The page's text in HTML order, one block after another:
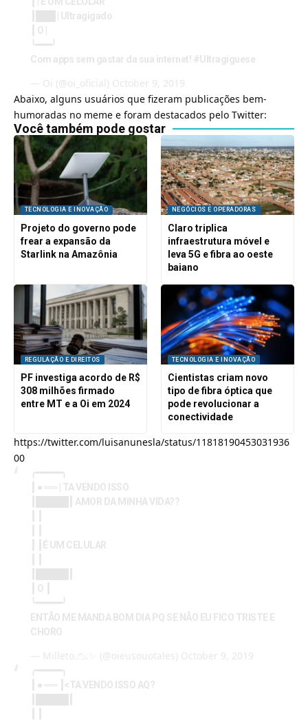
┃███ | Ultragigado
┃ O |
╰━━━╯
Com apps sem gastar da sua internet! #Ultragiguese
— Oi (@oi_oficial) October 9, 2019
Abaixo, alguns usuários que fizeram publicações bem-
humoradas no meme e foram destacados pelo Twitter:
Você também pode gostar
TECNOLOGIA E INOVAÇÃO
Projeto do governo pode
frear a expansão da
Starlink na Amazônia
NEGÓCIOS E OPERADORAS
Claro triplica
infraestrutura móvel e
leva 5G e fibra ao oeste
baiano
REGULAÇÃO E DIREITOS
PF investiga acordo de R$
308 milhões firmado
entre MT e a Oi em 2024
TECNOLOGIA E INOVAÇÃO
Cientistas criam novo
tipo de fibra óptica que
pode revolucionar a
conectividade
https://twitter.com/luisanunesla/status/11818190453031936
00
╭━━━━━╮
┃ ● ══ | TA VENDO ISSO
┃█████┃ AMOR DA MINHA VIDA??
┃ ┃É UM CELULAR
┃ O ┃
╰━━━━━╯
ENTÃO ME MANDA BOM DIA PQ SE NÃO EU FICO TRISTE E
CHORO
— Milleto𓃹✨ (@oieusouotales) October 9, 2019
╭━━━━━╮
┃ ● ══ ┃<TA VENDO ISSO AQ?